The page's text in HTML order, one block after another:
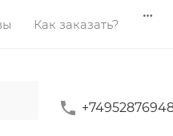
Как заказать?